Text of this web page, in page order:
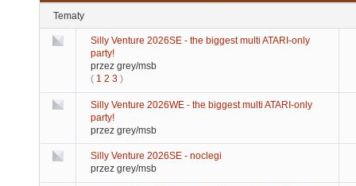
Tematy
Silly Venture 2026SE - the biggest multi ATARI-only
party!
przez grey/msb
( 1 2 3 )
Silly Venture 2026WE - the biggest multi ATARI-only
party!
przez grey/msb
Silly Venture 2026SE - noclegi
przez grey/msb